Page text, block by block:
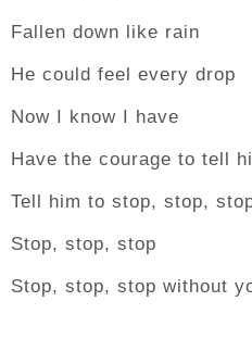
Fallen down like rain
He could feel every drop
Now I know I have
Have the courage to tell
Tell him to stop, stop,
Stop, stop, stop
Stop, stop, stop without